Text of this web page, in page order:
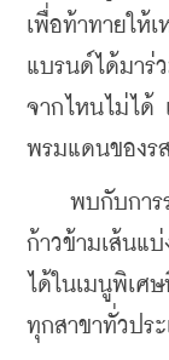
เพื่อท้าทายให้
แบรนด์ได้มาร่
จากไหนไม่ได้
พรมแดนของร
พบกับการร
ก้าวข้ามเส้นแ
ได้ในเมนูพิเศ
ทุกสาขาทั่วปร